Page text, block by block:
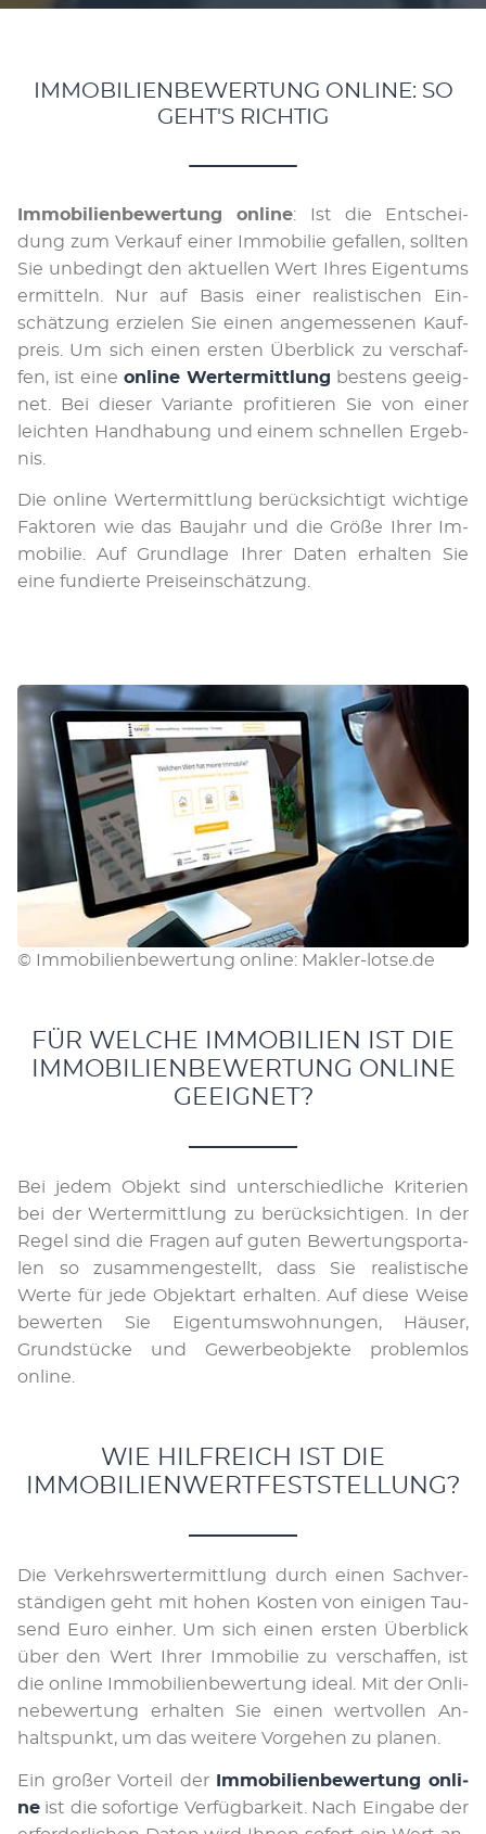
IMMOBILIENBEWERTUNG ONLINE: SO
GEHT'S RICHTIG
Immobilienbewertung online: Ist die Ent­schei­
dung zum Ver­kauf ei­ner Im­mo­bilie ge­fal­len, sol­lten
Sie un­be­dingt den ak­tu­el­len Wert Ihres Ei­gen­tums
er­mit­teln. Nur auf Ba­sis ei­ner rea­li­sti­schen Ein­
schät­zung er­zie­len Sie einen an­ge­mes­se­nen Kauf­
preis. Um sich ei­nen ers­ten Über­blick zu ver­schaf­
fen, ist ei­ne on­li­ne Wert­er­mit­tlung bes­tens ge­eig­
net. Bei die­ser Va­ri­ante pro­fi­ti­eren Sie von ei­ner
leich­ten Hand­habung und ei­nem schnel­len Er­geb­
nis.
Die on­li­ne Wert­er­mit­tlung be­rück­sich­tigt wich­ti­ge
Fak­to­ren wie das Bau­jahr und die Größe Ihrer Im­
mo­bi­lie. Auf Grund­lage Ihrer Da­ten er­hal­ten Sie
eine fun­dier­te Preis­ein­schät­zung.
© Immobilienbewertung online: Makler-lotse.de
FÜR WELCHE IMMOBILIEN IST DIE
IMMOBILIENBEWERTUNG ONLINE
GEEIGNET?
Bei je­dem Ob­jekt sind un­ter­schied­li­che Kri­te­ri­en
bei der Wert­er­mittlung zu be­rück­sich­ti­gen. In der
Re­gel sind die Fra­gen auf gu­ten Be­wert­ungs­por­ta­
len so zu­sam­men­ge­stellt, dass Sie rea­li­sti­sche
Werte für jede Ob­jekt­art er­hal­ten. Auf di­ese Wei­se
be­wer­ten Sie Ei­gen­tums­woh­nun­gen, Häu­ser,
Grund­stü­cke und Ge­wer­be­ob­jek­te problemlos
online.
WIE HILFREICH IST DIE
IMMOBILIENWERTFESTSTELLUNG?
Die Ver­kehrs­wert­er­mit­tlung durch ei­nen Sach­ver­
stän­di­gen geht mit ho­hen Kos­ten von ei­ni­gen Tau­
send Eu­ro ein­her. Um sich ei­nen ers­ten Über­blick
über den Wert Ihrer Im­mobi­lie zu ver­schaf­fen, ist
die online Im­mo­bi­li­en­be­wer­tung ideal. Mit der On­li­
ne­be­wer­tung er­hal­ten Sie ei­nen wert­vol­len An­
halts­punkt, um das wei­tere Vor­gehen zu pla­nen.
Ein großer Vor­teil der
Im­mo­bi­li­en­be­wer­tung on­li­
ne ist die so­for­tige Ver­füg­bar­keit. Nach Ein­gabe der